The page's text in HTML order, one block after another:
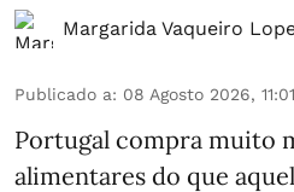
Margarida Vaqueiro
Publicado a: 08 Agosto 2026, 11:01
Portugal compra muito
alimentares do que